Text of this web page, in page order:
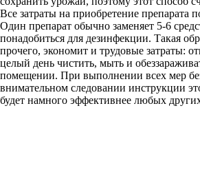
Все затраты на приобретение препарата
Один препарат обычно заменяет 5-6
понадобиться для дезинфекции. Такая
прочего, экономит и трудовые затраты:
целый день чистить, мыть и
помещении. При выполнении всех мер
внимательном следовании инструкции
будет намного эффективнее любых